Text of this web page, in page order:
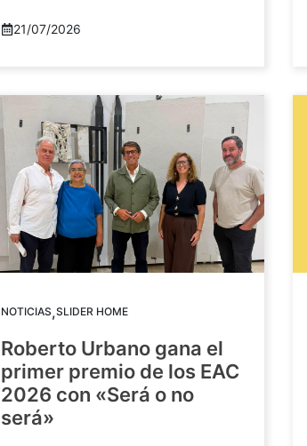
21/07/2026
NOTICIAS,SLIDER HOME
Roberto Urbano gana el
primer premio de los EAC
2026 con «Será o no
será»